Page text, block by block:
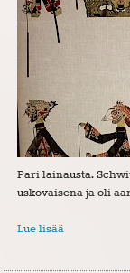
Pari lainausta.
uskovaisena ja oli
Lue lisää